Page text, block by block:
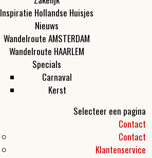
Inspiratie Hollandse Huisjes
Nieuws
Wandelroute AMSTERDAM
Wandelroute HAARLEM
Specials
Carnaval
Kerst
Selecteer een pagina
Contact
Contact
Klantenservice